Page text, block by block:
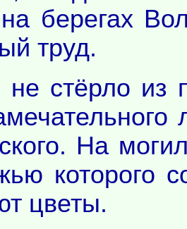
берегах
труд.
стёрло из
На
которого
цветы.